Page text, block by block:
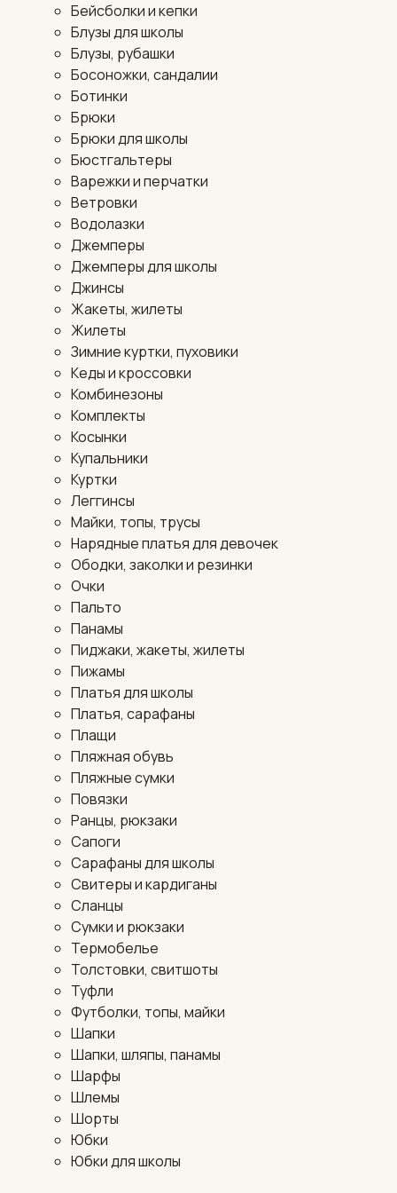
Бейсболки и кепки
Блузы для школы
Блузы, рубашки
Босоножки, сандалии
Ботинки
Брюки
Брюки для школы
Бюстгальтеры
Варежки и перчатки
Ветровки
Водолазки
Джемперы
Джемперы для школы
Джинсы
Жакеты, жилеты
Жилеты
Зимние куртки, пуховики
Кеды и кроссовки
Комбинезоны
Комплекты
Косынки
Купальники
Куртки
Леггинсы
Майки, топы, трусы
Нарядные платья для девочек
Ободки, заколки и резинки
Очки
Пальто
Панамы
Пиджаки, жакеты, жилеты
Пижамы
Платья для школы
Платья, сарафаны
Плащи
Пляжная обувь
Пляжные сумки
Повязки
Ранцы, рюкзаки
Сапоги
Сарафаны для школы
Свитеры и кардиганы
Сланцы
Сумки и рюкзаки
Термобелье
Толстовки, свитшоты
Туфли
Футболки, топы, майки
Шапки
Шапки, шляпы, панамы
Шарфы
Шлемы
Шорты
Юбки
Юбки для школы